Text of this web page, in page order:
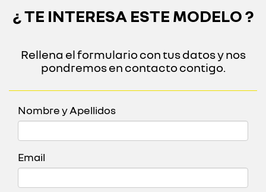
¿ TE INTERESA ESTE MODELO ?
Rellena el formulario con tus datos y nos
pondremos en contacto contigo.
Nombre y Apellidos
Email